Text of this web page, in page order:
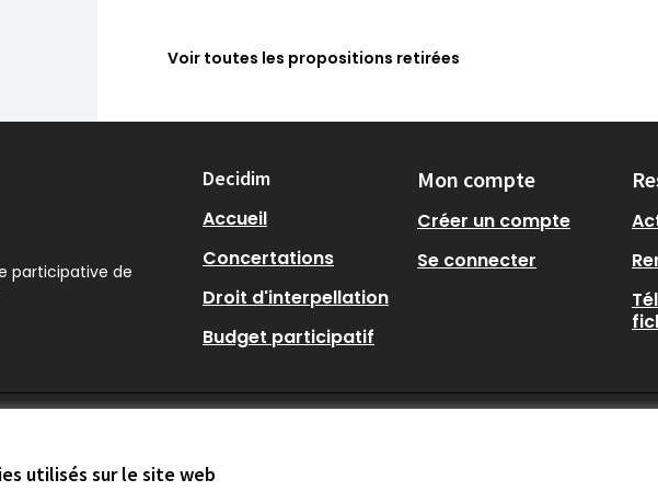
utilisés sur le site web
Voir toutes les propositions retirées
participative de
Decidim
Accueil
Concertations
Droit d'interpellation
Budget participatif
Mon compte
Créer un compte
Se connecter